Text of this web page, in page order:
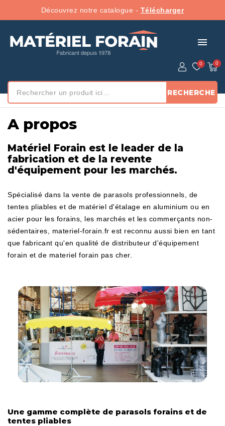
Découvrez notre catalogue - Télécharger
menu
RECHERCHE
A propos
​Matériel Forain est​ le leader de la
fabrication et de la revente
d'équipement pour les marchés.
Spécialisé dans la vente de parasols professionnels, de
tentes pliables et de matériel d'étalage en aluminium ou en
acier pour les forains, les marchés et les commerçants non-
sédentaires, materiel-forain.fr est reconnu aussi bien en tant
que fabricant qu'en qualité de distributeur d'équipement
forain et de materiel forain pas cher.
Une gamme complète de parasols forains et de
tentes pliables